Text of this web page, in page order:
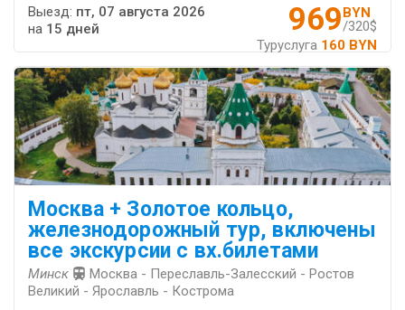
969BYN
/320$
Туруслуга 160 BYN
Выезд: пт, 07 августа 2026
на 15 дней
Москва + Золотое кольцо,
железнодорожный тур, включены
все экскурсии с вх.билетами
Минск
Москва - Переславль-Залесский - Ростов
Великий - Ярославль - Кострома